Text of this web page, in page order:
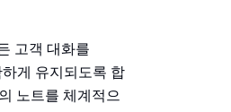
고객 대화를
게 유지되도록 합
노트를 체계적으